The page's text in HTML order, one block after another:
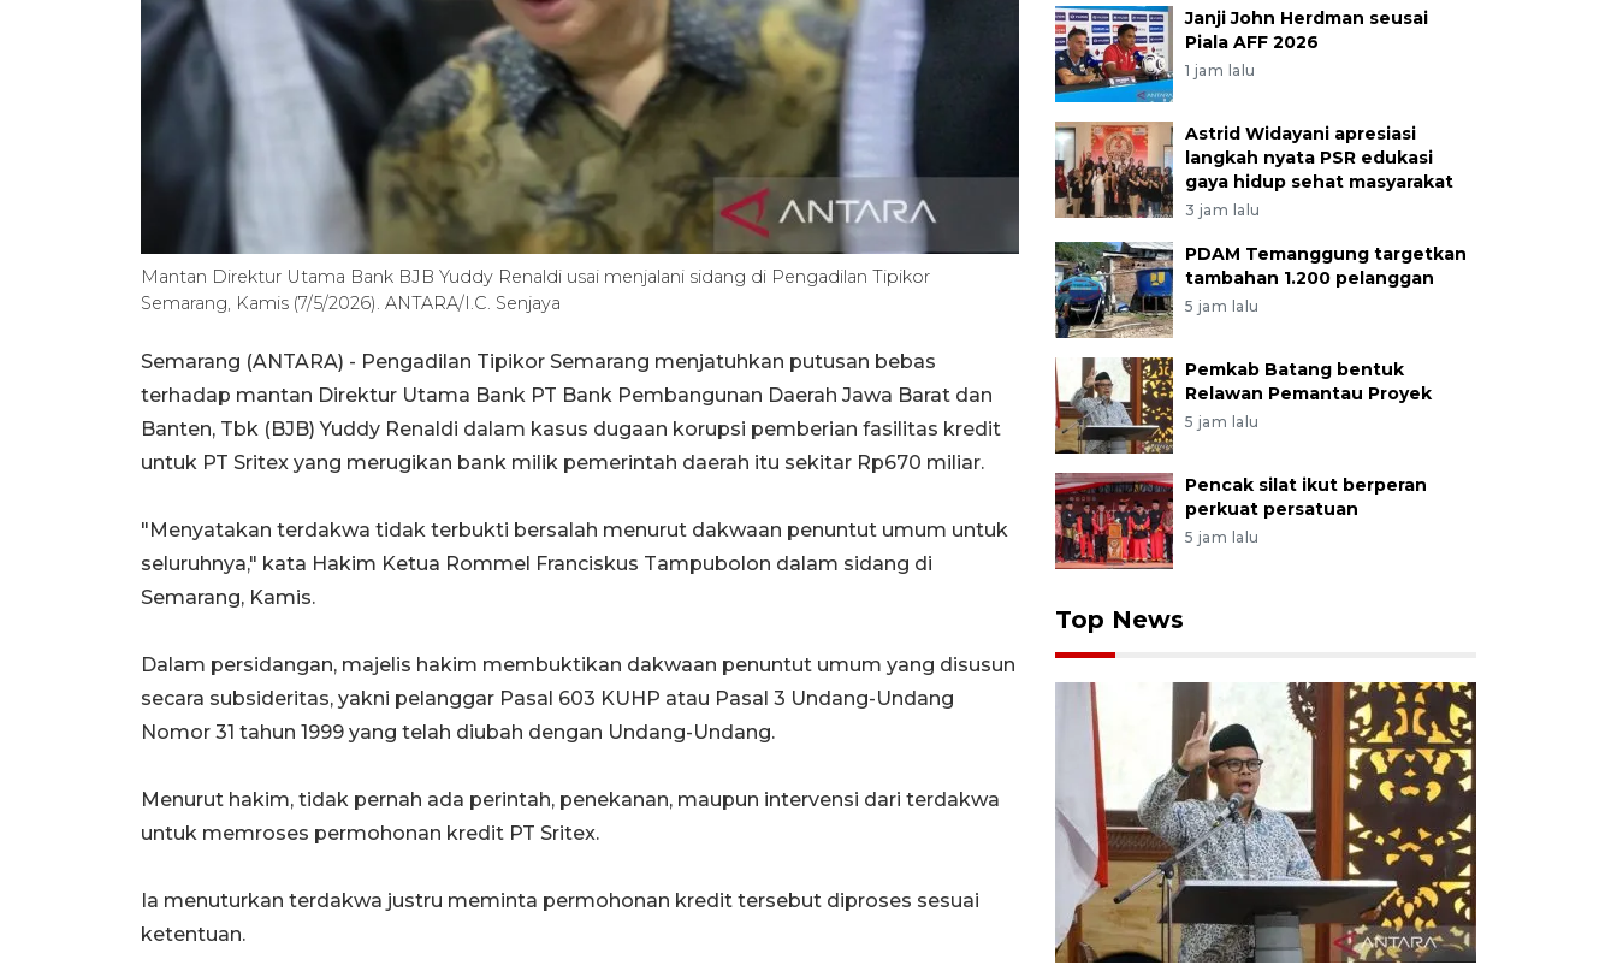
Mantan Direktur Utama Bank BJB Yuddy Renaldi usai menjalani sidang di Pengadilan Tipikor
Semarang, Kamis (7/5/2026). ANTARA/I.C. Senjaya
Semarang (ANTARA) - Pengadilan Tipikor Semarang menjatuhkan putusan bebas
terhadap mantan Direktur Utama Bank PT Bank Pembangunan Daerah Jawa Barat dan
Banten, Tbk (BJB) Yuddy Renaldi dalam kasus dugaan korupsi pemberian fasilitas kredit
untuk PT Sritex yang merugikan bank milik pemerintah daerah itu sekitar Rp670 miliar.
"Menyatakan terdakwa tidak terbukti bersalah menurut dakwaan penuntut umum untuk
seluruhnya," kata Hakim Ketua Rommel Franciskus Tampubolon dalam sidang di
Semarang, Kamis.
Dalam persidangan, majelis hakim membuktikan dakwaan penuntut umum yang disusun
secara subsideritas, yakni pelanggar Pasal 603 KUHP atau Pasal 3 Undang-Undang
Nomor 31 tahun 1999 yang telah diubah dengan Undang-Undang.
Menurut hakim, tidak pernah ada perintah, penekanan, maupun intervensi dari terdakwa
untuk memroses permohonan kredit PT Sritex.
Ia menuturkan terdakwa justru meminta permohonan kredit tersebut diproses sesuai
ketentuan.
Janji John Herdman seusai
Piala AFF 2026
1 jam lalu
Astrid Widayani apresiasi
langkah nyata PSR edukasi
gaya hidup sehat masyarakat
3 jam lalu
PDAM Temanggung targetkan
tambahan 1.200 pelanggan
5 jam lalu
Pemkab Batang bentuk
Relawan Pemantau Proyek
5 jam lalu
Pencak silat ikut berperan
perkuat persatuan
5 jam lalu
Top News